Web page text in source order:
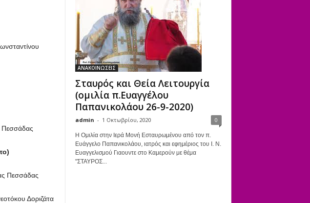
Πεσσάδας
Πεσσάδας
Δοριζάτα
ΑΝΑΚΟΙΝΩΣΕΙΣ
Σταυρός και Θεία Λειτουργία
(ομιλία π.Ευαγγέλου
Παπανικολάου 26-9-2020)
admin - 1 Οκτωβρίου, 2020 0
Η Ομιλία στην Ιερά Μονή Εσταυρωμένου από τον π.
Ευάγγελο Παπανικολάου, ιατρός και εφημέριος του Ι. Ν.
Ευαγγελισμού Γιαουντε στο Καμερούν με θέμα
"ΣΤΑΥΡΟΣ...